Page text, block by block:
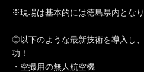
※現場は基本的には徳島県内となり
◎以下のような最新技術を導入し
功！
・空撮用の無人航空機